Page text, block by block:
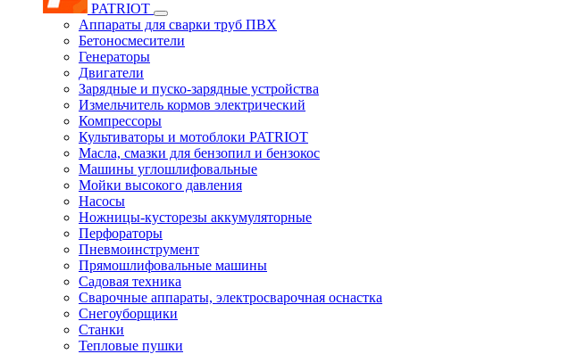
PATRIOT
Аппараты для сварки труб ПВХ
Бетоносмесители
Генераторы
Двигатели
Зарядные и пуско-зарядные устройства
Измельчитель кормов электрический
Компрессоры
Культиваторы и мотоблоки PATRIOT
Масла, смазки для бензопил и бензокос
Машины углошлифовальные
Мойки высокого давления
Насосы
Ножницы-кусторезы аккумуляторные
Перфораторы
Пневмоинструмент
Прямошлифовальные машины
Садовая техника
Сварочные аппараты, электросварочная оснастка
Снегоуборщики
Станки
Тепловые пушки